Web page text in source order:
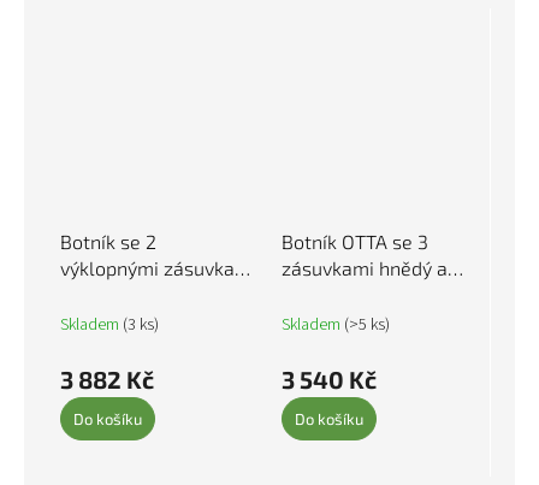
Botník se 2
výklopnými zásuvkami
108 cm 3214403
Skladem (3 ks)
3 882 Kč
Do košíku
Botník OTTA se 3
zásuvkami hnědý a
dřevo 351311
Skladem (>5 ks)
3 540 Kč
Do košíku